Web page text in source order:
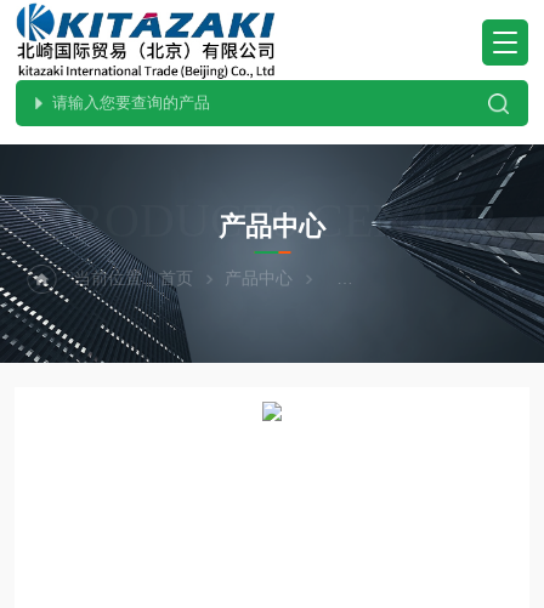
PRODUCTS CENTER
产品中心
当前位置：首页 产品中心 热卖！YAZAWA矢泽科学